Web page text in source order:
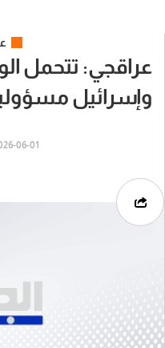
عراقجي: تتحمل
وإسرائيل
06-01 | 07:09